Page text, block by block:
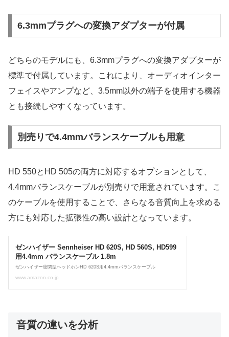
6.3mmプラグへの変換アダプターが付属
どちらのモデルにも、6.3mmプラグへの変換アダプターが
標準で付属しています。これにより、オーディオインター
フェイスやアンプなど、3.5mm以外の端子を使用する機器
とも接続しやすくなっています。
別売りで4.4mmバランスケーブルも用意
HD 550とHD 505の両方に対応するオプションとして、
4.4mmバランスケーブルが別売りで用意されています。こ
のケーブルを使用することで、さらなる音質向上を求める
方にも対応した拡張性の高い設計となっています。
音質の違いを分析